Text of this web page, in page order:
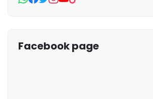
Facebook page